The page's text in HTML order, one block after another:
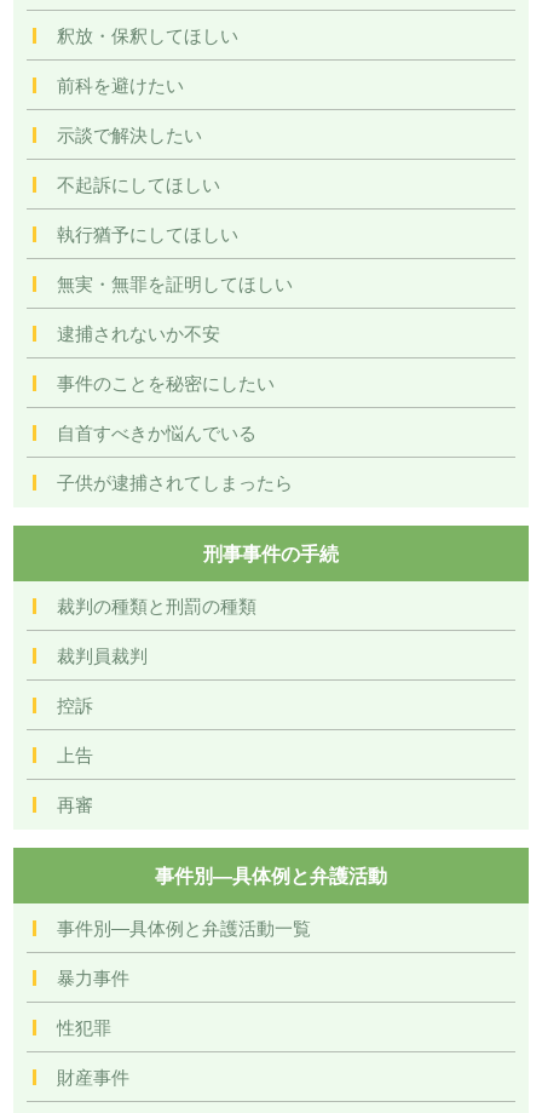
釈放・保釈してほしい
前科を避けたい
示談で解決したい
不起訴にしてほしい
執行猶予にしてほしい
無実・無罪を証明してほしい
逮捕されないか不安
事件のことを秘密にしたい
自首すべきか悩んでいる
子供が逮捕されてしまったら
刑事事件の手続
裁判の種類と刑罰の種類
裁判員裁判
控訴
上告
再審
事件別―具体例と弁護活動
事件別―具体例と弁護活動一覧
暴力事件
性犯罪
財産事件